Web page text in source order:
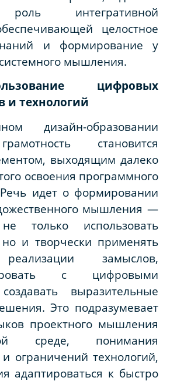
интегративной
целостное
и формирование у
мышления.
цифровых
и технологий
дизайн-образовании
становится
выходящим далеко
освоения программного
идет о формировании
мышления —
не только использовать
и творчески применять
замыслов,
с цифровыми
выразительные
Это подразумевает
проектного мышления
среде, понимания
ограничений технологий,
адаптироваться к быстро